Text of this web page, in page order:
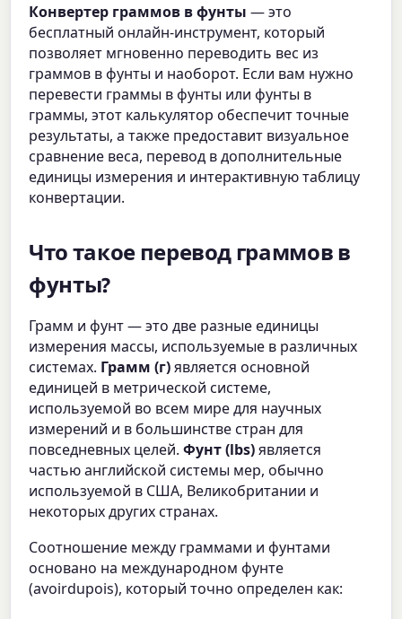
Конвертер граммов в фунты — это
бесплатный онлайн-инструмент, который
позволяет мгновенно переводить вес из
граммов в фунты и наоборот. Если вам нужно
перевести граммы в фунты или фунты в
граммы, этот калькулятор обеспечит точные
результаты, а также предоставит визуальное
сравнение веса, перевод в дополнительные
единицы измерения и интерактивную таблицу
конвертации.
Что такое перевод граммов в
фунты?
Грамм и фунт — это две разные единицы
измерения массы, используемые в различных
системах. Грамм (г)является основной
единицей в метрической системе,
используемой во всем мире для научных
измерений и в большинстве стран для
повседневных целей.Фунт (lbs)является
частью английской системы мер, обычно
используемой в США, Великобритании и
некоторых других странах.
Соотношение между граммами и фунтами
основано на международном фунте
(avoirdupois), который точно определен как: